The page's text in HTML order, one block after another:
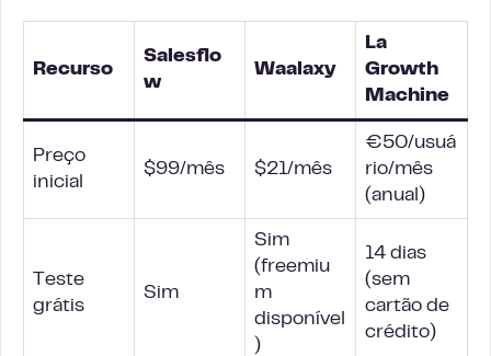
Recurso
Salesflo
w
Waalaxy
La
Growth
Machine
Preço
inicial
$99/mês $21/mês
€50/usuá
rio/mês
(anual)
Teste
grátis
Sim
Sim
(freemiu
m
disponível
)
14 dias
(sem
cartão de
crédito)